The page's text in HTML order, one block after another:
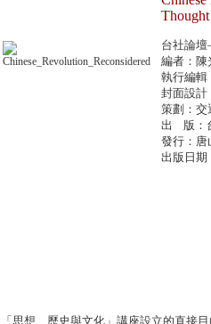
Thought
台社論
編者：陳
執行編輯
封面設計
策劃：交
出 版：
發行：
出版日期
「思想、歷史與文化」講座設立的直接